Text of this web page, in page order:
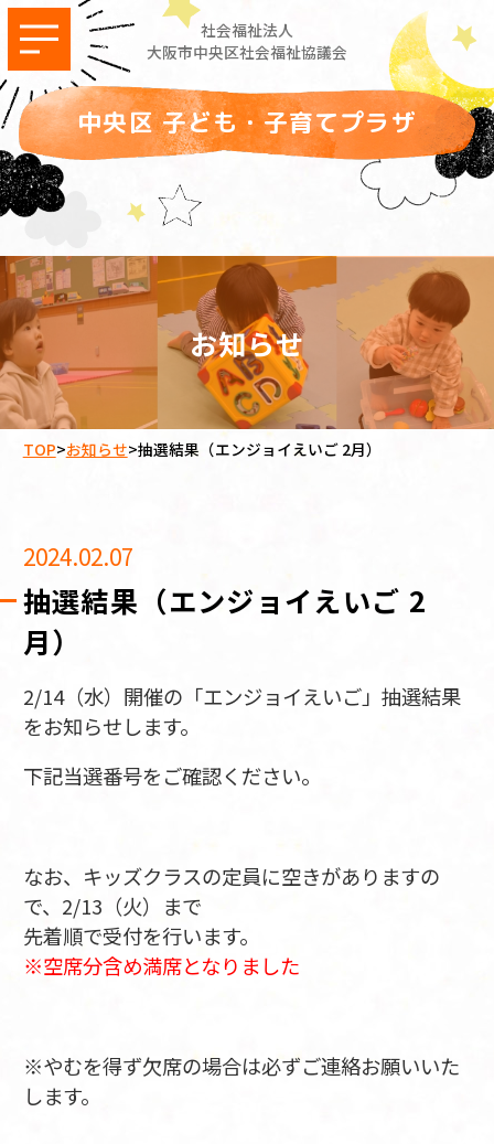
社会福祉法人
大阪市中央区社会福祉協議会
中央区 子ども・子育てプラザ
お知らせ
TOP>お知らせ>抽選結果（エンジョイえいご 2月）
2024.02.07
抽選結果（エンジョイえいご 2
月）
2/14（水）開催の「エンジョイえいご」抽選結果
をお知らせします。
下記当選番号をご確認ください。
なお、キッズクラスの定員に空きがありますの
で、2/13（火）まで
先着順で受付を行います。
※空席分含め満席となりました
※やむを得ず欠席の場合は必ずご連絡お願いいた
します。